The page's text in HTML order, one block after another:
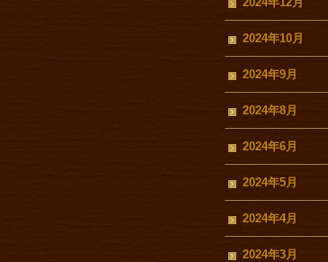
2024年10月
2024年9月
2024年8月
2024年6月
2024年5月
2024年4月
2024年3月